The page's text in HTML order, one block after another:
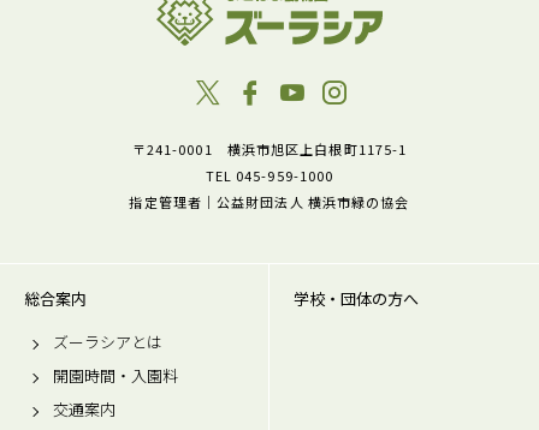
〒241-0001 横浜市旭区上白根町1175-1
TEL 045-959-1000
指定管理者｜公益財団法人 横浜市緑の協会
総合案内
ズーラシアとは
開園時間・入園料
交通案内
学校・団体の方へ